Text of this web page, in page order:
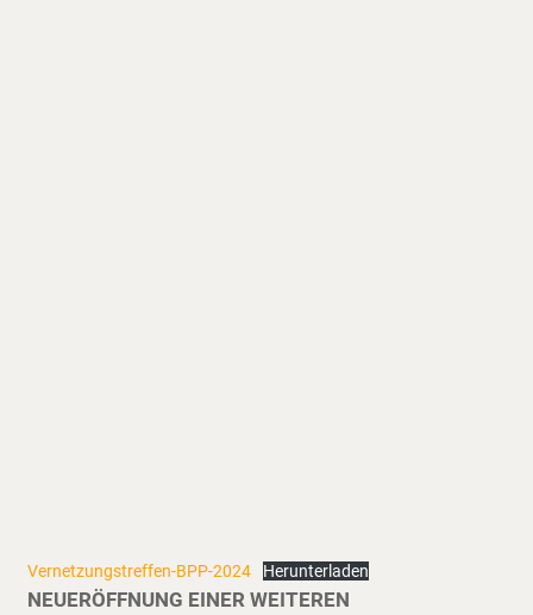
Vernetzungstreffen-BPP-2024 Herunterladen
NEUERÖFFNUNG EINER WEITEREN